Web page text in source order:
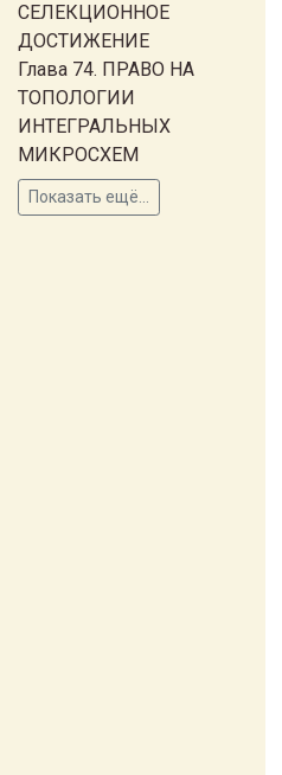
СЕЛЕКЦИОННОЕ
ДОСТИЖЕНИЕ
Глава 74. ПРАВО НА
ТОПОЛОГИИ
ИНТЕГРАЛЬНЫХ
МИКРОСХЕМ
Показать ещё...